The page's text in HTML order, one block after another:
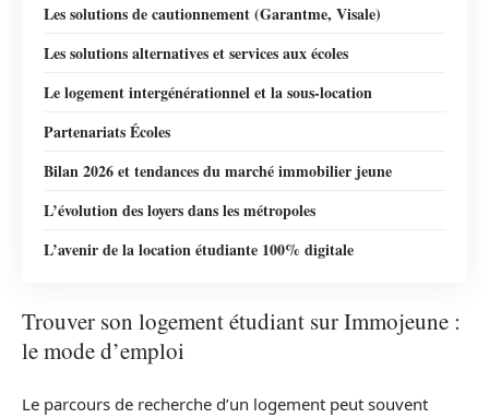
Les solutions de cautionnement (Garantme, Visale)
Les solutions alternatives et services aux écoles
Le logement intergénérationnel et la sous-location
Partenariats Écoles
Bilan 2026 et tendances du marché immobilier jeune
L’évolution des loyers dans les métropoles
L’avenir de la location étudiante 100% digitale
Trouver son logement étudiant sur Immojeune :
le mode d’emploi
Le parcours de recherche d’un logement peut souvent